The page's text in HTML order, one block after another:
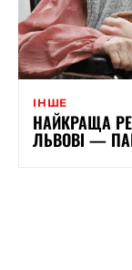
ІНШЕ
НАЙКРАЩА
ЛЬВОВІ —